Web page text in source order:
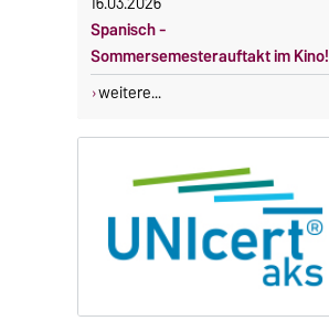
Spanisch -
Sommersemesterauftakt im Kino!
weitere...